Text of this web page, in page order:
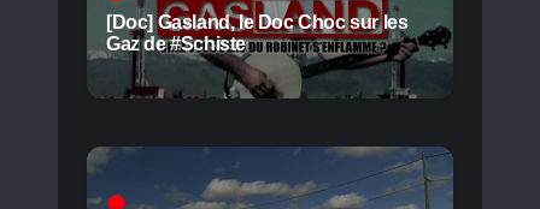
[Doc] Gasland, le Doc Choc sur les
Gaz de #Schiste